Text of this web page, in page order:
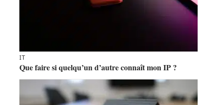
IT
Que faire si quelqu’un d’autre connaît mon IP ?